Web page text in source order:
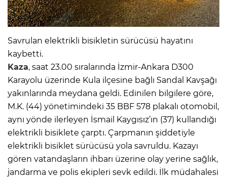
Savrulan elektrikli bisikletin sürücüsü hayatını
kaybetti.
Kaza, saat 23.00 sıralarında İzmir-Ankara D300
Karayolu üzerinde Kula ilçesine bağlı Sandal Kavşağı
yakınlarında meydana geldi. Edinilen bilgilere göre,
M.K. (44) yönetimindeki 35 BBF 578 plakalı otomobil,
aynı yönde ilerleyen İsmail Kaygısız’ın (37) kullandığı
elektrikli bisiklete çarptı. Çarpmanın şiddetiyle
elektrikli bisiklet sürücüsü yola savruldu. Kazayı
gören vatandaşların ihbarı üzerine olay yerine sağlık,
jandarma ve polis ekipleri sevk edildi. İlk müdahalesi